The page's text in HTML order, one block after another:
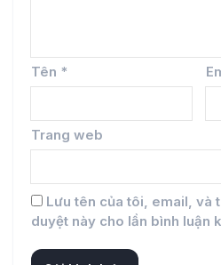
Tên *
Trang web
Lưu tên của tôi, email, và
duyệt này cho lần bình luận